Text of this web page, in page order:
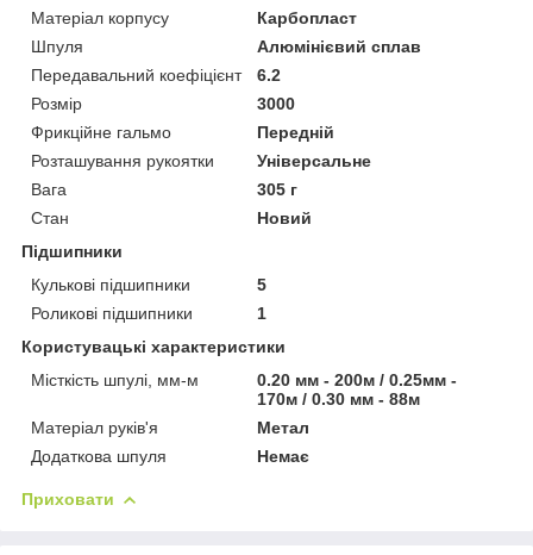
Матеріал корпусу
Карбопласт
Шпуля
Алюмінієвий сплав
Передавальний коефіцієнт
6.2
Розмір
3000
Фрикційне гальмо
Передній
Розташування рукоятки
Універсальне
Вага
305 г
Стан
Новий
Підшипники
Кулькові підшипники
5
Роликові підшипники
1
Користувацькі характеристики
Місткість шпулі, мм-м
0.20 мм - 200м / 0.25мм -
170м / 0.30 мм - 88м
Матеріал руків'я
Метал
Додаткова шпуля
Немає
Приховати